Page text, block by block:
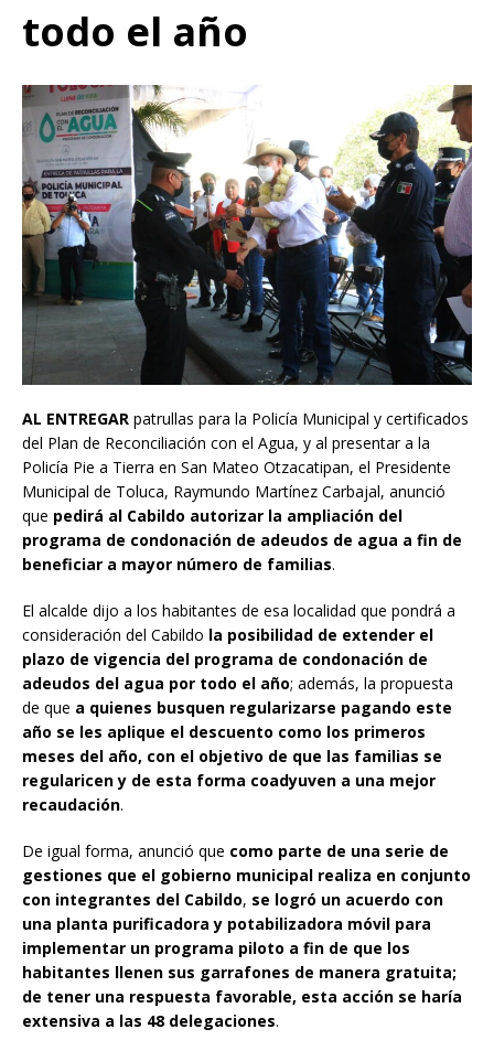
todo el año
AL ENTREGAR patrullas para la Policía Municipal y certificados
del Plan de Reconciliación con el Agua, y al presentar a la
Policía Pie a Tierra en San Mateo Otzacatipan, el Presidente
Municipal de Toluca, Raymundo Martínez Carbajal, anunció
que pedirá al Cabildo autorizar la ampliación del
programa de condonación de adeudos de agua a fin de
beneficiar a mayor número de familias.
El alcalde dijo a los habitantes de esa localidad que pondrá a
consideración del Cabildo la posibilidad de extender el
plazo de vigencia del programa de condonación de
adeudos del agua por todo el año; además, la propuesta
de que a quienes busquen regularizarse pagando este
año se les aplique el descuento como los primeros
meses del año, con el objetivo de que las familias se
regularicen y de esta forma coadyuven a una mejor
recaudación.
De igual forma, anunció que como parte de una serie de
gestiones que el gobierno municipal realiza en conjunto
con integrantes del Cabildo, se logró un acuerdo con
una planta purificadora y potabilizadora móvil para
implementar un programa piloto a fin de que los
habitantes llenen sus garrafones de manera gratuita;
de tener una respuesta favorable, esta acción se haría
extensiva a las 48 delegaciones.